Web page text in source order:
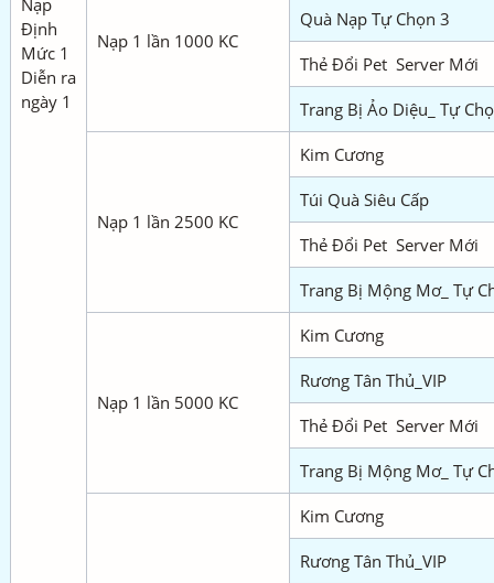
Nạp
Định
Mức 1
Diễn ra
ngày 1
Nạp 1 lần 1000 KC
Quà Nạp Tự Chọn 3
Thẻ Đổi Pet Server Mới
Trang Bị Ảo Diệu_ Tự
Nạp 1 lần 2500 KC
Kim Cương
Túi Quà Siêu Cấp
Thẻ Đổi Pet Server Mới
Trang Bị Mộng Mơ_ Tự
Nạp 1 lần 5000 KC
Kim Cương
Rương Tân Thủ_VIP
Thẻ Đổi Pet Server Mới
Trang Bị Mộng Mơ_ Tự
Kim Cương
Rương Tân Thủ_VIP